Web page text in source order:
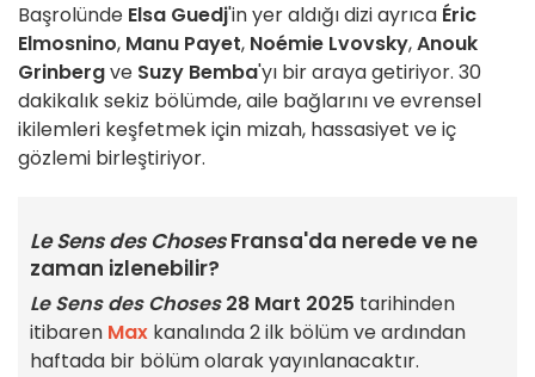
Başrolünde Elsa Guedj'in yer aldığı dizi ayrıca Éric
Elmosnino, Manu Payet, Noémie Lvovsky,Anouk
Grinbergve Suzy Bemba'yı bir araya getiriyor. 30
dakikalık sekiz bölümde, aile bağlarını ve evrensel
ikilemleri keşfetmek için mizah, hassasiyet ve iç
gözlemi birleştiriyor.
Le Sens des ChosesFransa'da nerede ve ne
zaman izlenebilir?
Le Sens des Choses 28 Mart 2025 tarihinden
itibaren Max kanalında 2 ilk bölüm ve ardından
haftada bir bölüm olarak yayınlanacaktır.